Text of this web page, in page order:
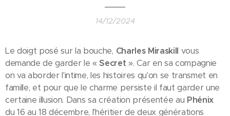
14/12/2024
Le doigt posé sur la bouche, Charles Miraskill vous
demande de garder le « Secret». Car en sa compagnie
on va aborder l'intime, les histoires qu'on se transmet en
famille, et pour que le charme persiste il faut garder une
certaine illusion. Dans sa création présentée au Phénix
du 16 au 18 décembre, l'héritier de deux générations